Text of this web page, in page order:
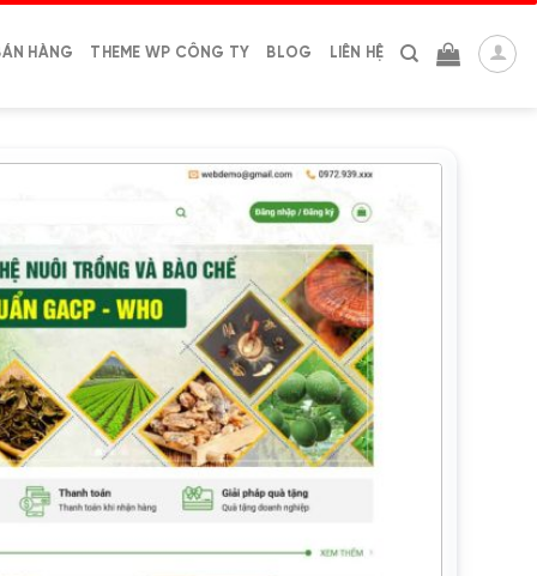
HÀNG THEME WP CÔNG TY BLOG LIÊN HỆ